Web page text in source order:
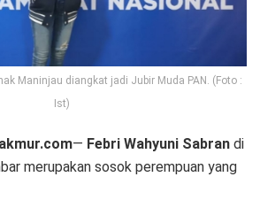
Maninjau diangkat jadi Jubir Muda PAN. (Foto :
Ist)
— Febri Wahyuni Sabran di
merupakan sosok perempuan yang